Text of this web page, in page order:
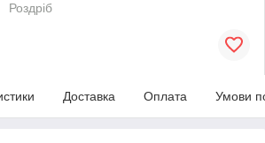
Роздріб
Доставка Оплата Умови